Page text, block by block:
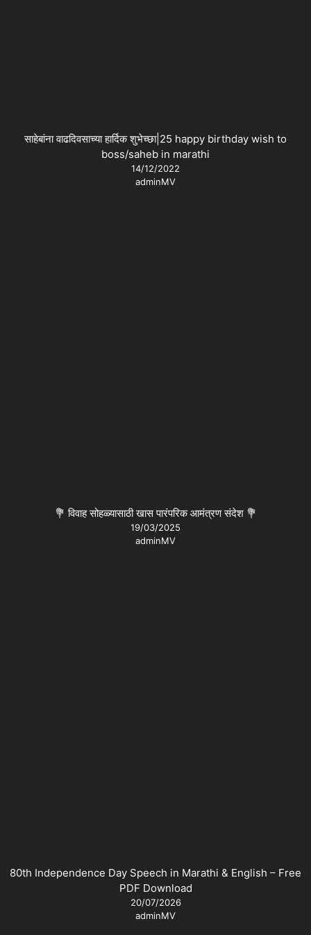
साहेबांना वाढदिवसाच्या हार्दिक शुभेच्छा|25 happy birthday wish to
boss/saheb in marathi
14/12/2022
adminMV
💐 विवाह सोहळ्यासाठी खास पारंपरिक आमंत्रण संदेश 💐
19/03/2025
adminMV
80th Independence Day Speech in Marathi & English – Free
PDF Download
20/07/2026
adminMV